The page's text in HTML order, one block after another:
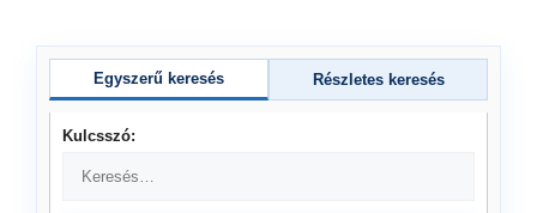
Egyszerű keresés Részletes keresés
Kulcsszó: